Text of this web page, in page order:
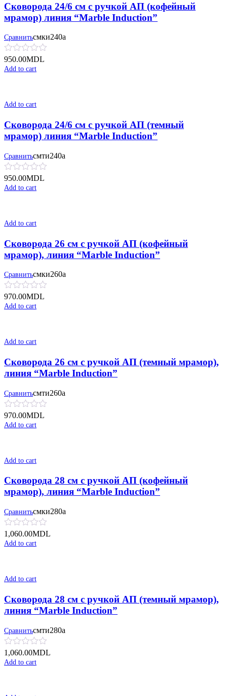
Сковорода 24/6 см с ручкой АП (кофейный
мрамор) линия “Marble Induction”
Сравнитьсмки240а
950.00MDL
Add to cart
Add to cart
Сковорода 24/6 см с ручкой АП (темный
мрамор) линия “Marble Induction”
Сравнитьсмти240а
950.00MDL
Add to cart
Add to cart
Сковорода 26 см с ручкой АП (кофейный
мрамор), линия “Marble Induction”
Сравнитьсмки260а
970.00MDL
Add to cart
Add to cart
Сковорода 26 см с ручкой АП (темный мрамор),
линия “Marble Induction”
Сравнитьсмти260а
970.00MDL
Add to cart
Add to cart
Сковорода 28 см с ручкой АП (кофейный
мрамор), линия “Marble Induction”
Сравнитьсмки280а
1,060.00MDL
Add to cart
Add to cart
Сковорода 28 см с ручкой АП (темный мрамор),
линия “Marble Induction”
Сравнитьсмти280а
1,060.00MDL
Add to cart